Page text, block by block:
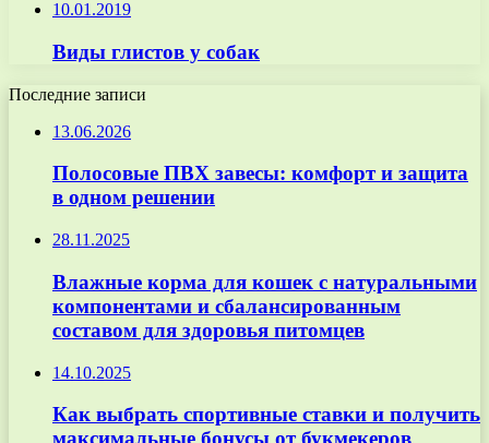
10.01.2019
Виды глистов у собак
Последние записи
13.06.2026
Полосовые ПВХ завесы: комфорт и защита
в одном решении
28.11.2025
Влажные корма для кошек с натуральными
компонентами и сбалансированным
составом для здоровья питомцев
14.10.2025
Как выбрать спортивные ставки и получить